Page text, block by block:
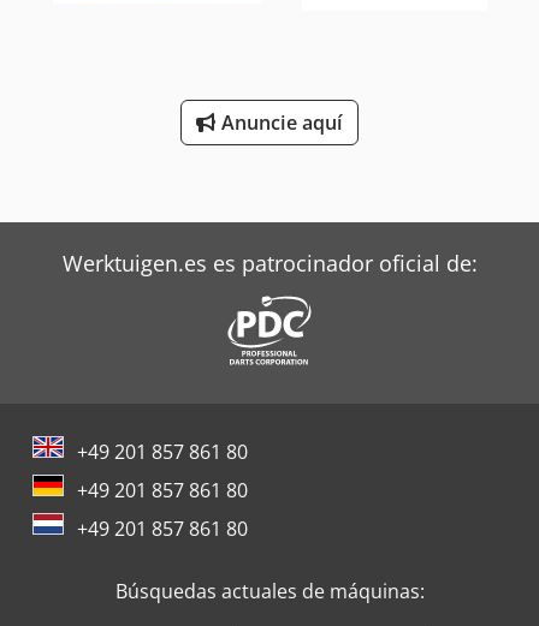
del eje A: 360 ° Rango de giro del eje E: 180 ° Espacio
requerido para la máquina: 2535 x 2200 x 2280 mm Peso
Anuncie aquí
Werktuigen.es es patrocinador oficial de:
+49 201 857 861 80
+49 201 857 861 80
+49 201 857 861 80
Búsquedas actuales de máquinas: